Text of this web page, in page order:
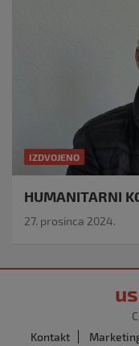
IZDVOJENO
HUMANITARNI
27. prosinca 2024.
Kontakt